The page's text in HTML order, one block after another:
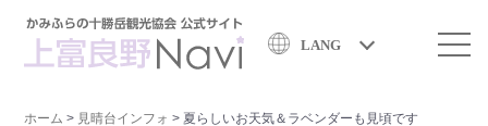
LANG
ホーム > 見晴台インフォ > 夏らしいお天気＆ラベンダーも見頃です